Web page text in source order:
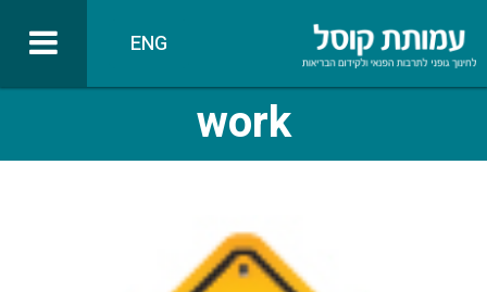
ENG
work